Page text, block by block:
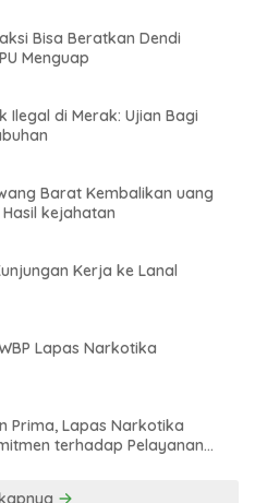
Bisa Beratkan Dendi
Menguap
Ilegal di Merak: Ujian Bagi
Barat Kembalikan uang
kejahatan
Kerja ke Lanal
Lapas Narkotika
Prima, Lapas Narkotika
terhadap Pelayanan